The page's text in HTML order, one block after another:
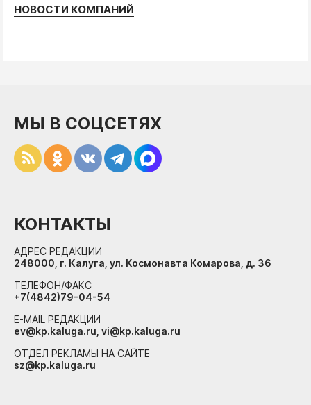
НОВОСТИ КОМПАНИЙ
МЫ В СОЦСЕТЯХ
КОНТАКТЫ
АДРЕС РЕДАКЦИИ
248000, г. Калуга, ул. Космонавта Комарова, д. 36
ТЕЛЕФОН/ФАКС
+7(4842)79-04-54
E-MAIL РЕДАКЦИИ
ev@kp.kaluga.ru, vi@kp.kaluga.ru
ОТДЕЛ РЕКЛАМЫ НА САЙТЕ
sz@kp.kaluga.ru